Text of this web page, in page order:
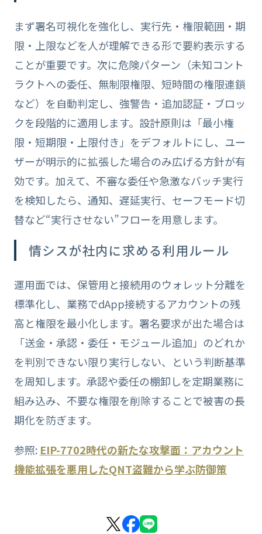
まず署名可視化を強化し、実行先・権限範囲・期
限・上限などを人が理解できる形で要約表示する
ことが重要です。次に危険パターン（未知コント
ラクトへの委任、無制限権限、短時間の権限連鎖
など）を自動判定し、強警告・追加認証・ブロッ
クを段階的に適用します。設計原則は「最小権
限・短期限・上限付き」をデフォルトにし、ユー
ザーが明示的に拡張した場合のみ広げる方針が有
効です。加えて、不審な委任や急激なバッチ実行
を検知したら、通知、遅延実行、セーフモード切
替など“実行させない”フローを用意します。
情シスが社内に求める利用ルール
運用面では、保管用と接続用のウォレット分離を
標準化し、業務でdApp接続するアカウントの残
高と権限を最小化します。署名要求が出た場合は
「送金・承認・委任・モジュール追加」のどれか
を判別できない限り実行しない、という判断基準
を周知します。承認や委任の棚卸しを定期業務に
組み込み、不要な権限を削除することで被害の長
期化を防ぎます。
参照: EIP-7702時代の新たな攻撃面：アカウント
機能拡張を悪用したQNT盗難から学ぶ防御策